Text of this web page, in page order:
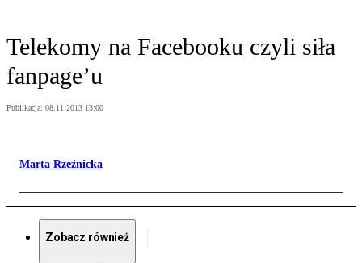
Telekomy na Facebooku czyli siła
fanpage’u
Publikacja: 08.11.2013 13:00
Marta Rzeźnicka
Zobacz również